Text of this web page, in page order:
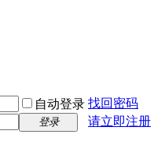
自动登录 找回密码
登录
请立即注册